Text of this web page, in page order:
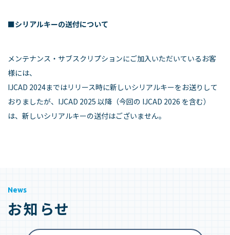
■シリアルキーの送付について
メンテナンス・サブスクリプションにご加入いただいているお客
様には、
IJCAD 2024まではリリース時に新しいシリアルキーをお送りして
おりましたが、IJCAD 2025 以降（今回の IJCAD 2026 を含む）
は、新しいシリアルキーの送付はございません。
News
お知らせ